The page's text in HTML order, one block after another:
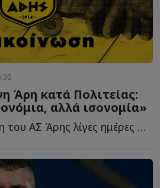
Άρη κατά Πολιτείας:
αλλά ισονομία»
Σκληρή ανακοίνωση του ΑΣ Άρης λίγες ημέρες πριν από τ...